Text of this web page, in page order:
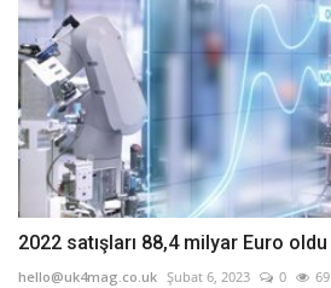
2022 satışları 88,4 milyar Euro oldu
hello@uk4mag.co.uk Şubat 6, 2023 0 69